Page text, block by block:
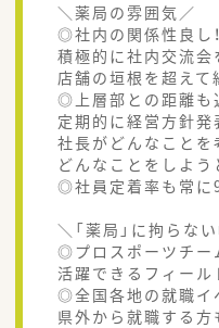
＼薬局の雰囲気／
◎社内の関係性良し！
積極的に社内交流会
店舗の垣根を超えて
◎上層部との距離も
定期的に経営方針発
社長がどんなことを
どんなことをしよ
◎社員定着率も常に
＼「薬局」に拘らな
◎プロスポーツチー
活躍できるフィール
◎全国各地の就職イ
県外から就職する方